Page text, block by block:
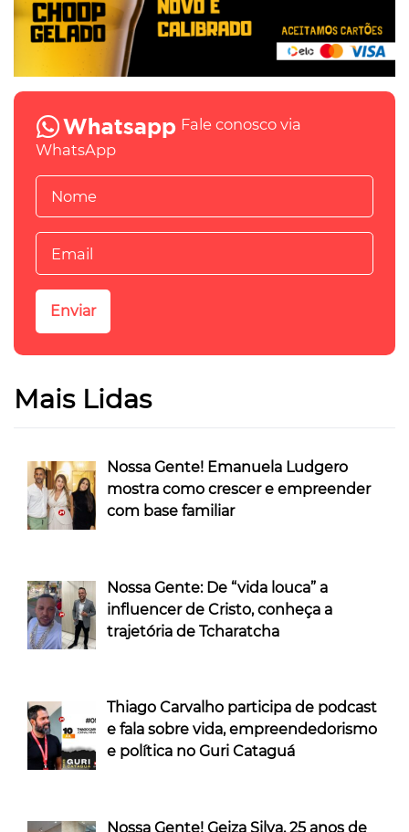
Fale conosco via
WhatsApp
Mais Lidas
Nossa Gente! Emanuela Ludgero
mostra como crescer e empreender
com base familiar
Nossa Gente: De “vida louca” a
influencer de Cristo, conheça a
trajetória de Tcharatcha
Thiago Carvalho participa de podcast
e fala sobre vida, empreendedorismo
e política no Guri Cataguá
Nossa Gente! Geiza Silva, 25 anos de